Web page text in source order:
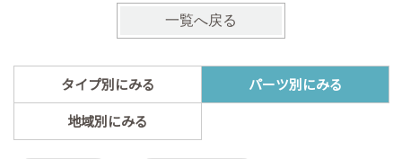
一覧へ戻る
タイプ別にみる
パーツ別にみる
地域別にみる